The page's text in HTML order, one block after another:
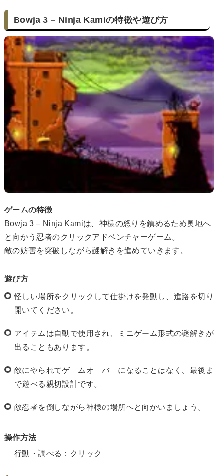
Bowja 3 – Ninja Kamiの特徴や遊び方
ゲームの特徴
Bowja 3 – Ninja Kamiは、神様の怒りを鎮めるため奥地へ
と向かう忍者のクリックアドベンチャーゲーム。
敵の妨害を突破しながら謎解きを進めていきます。
遊び方
怪しい場所をクリックして仕掛けを発動し、進路を切り
開いてください。
アイテムは自動で使用され、ミニゲーム形式の謎解きが
出ることもあります。
敵にやられてゲームオーバーになることはなく、最後ま
で遊べる親切設計です。
敵忍者を倒しながら神様の場所へと向かいましょう。
操作方法
行動・調べる：クリック